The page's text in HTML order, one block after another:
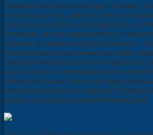
Издавна во всех «смертных грехах»,
високосный год, винили святого
рождения которого приходилось на 29
Впрочем, не все признавали его
народных поверьях образ Касьяна –
приписывали демонические черты,
Недоброжелательным, Злопамятным,
все потому, что при жизни этот самый
неблагочестиво и был неугоден
рождения Касьяна, а именно 29
самым опасным, демоническим днем.